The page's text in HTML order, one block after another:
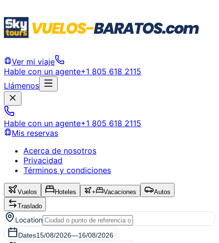
Ver mi viaje
Hable con un agente+1 805 618 2115
Llámenos
Hable con un agente+1 805 618 2115
Mis reservas
Acerca de nosotros
Privacidad
Términos y condiciones
Vuelos Hoteles + Vacaciones
Autos
Traslado
Location
Dates15/08/2026—16/08/2026